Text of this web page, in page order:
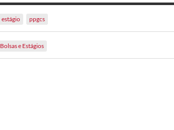
estágio ppgcs
Bolsas e Estágios